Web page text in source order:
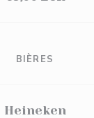
BIÈRES
Heineken